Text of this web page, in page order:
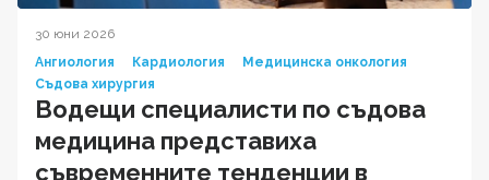
30 юни 2026
Ангиология
Кардиология
Медицинска онкология
Съдова хирургия
Водещи специалисти по съдова
медицина представиха
съвременните тенденции в